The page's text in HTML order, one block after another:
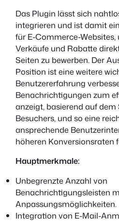
Das Plugin lässt sich
integrieren und ist damit
für E-Commerce-
Verkäufe und Rabatte
Seiten zu bewerben. Der
Position ist eine weitere
Benutzererfahrung
Benachrichtigungen zum
anzeigt, basierend auf
Besuchers, und so eine
ansprechende
höheren Konversionsraten
Hauptmerkmale:
Unbegrenzte Anzahl von
Benachrichtigungsleisten
Anpassungsmöglichkeiten.
Integration von E-Mail-